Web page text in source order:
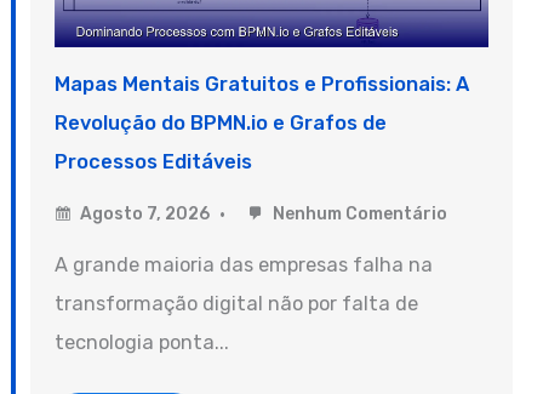
Mapas Mentais Gratuitos e Profissionais: A
Revolução do BPMN.io e Grafos de
Processos Editáveis
Agosto 7, 2026 Nenhum Comentário
A grande maioria das empresas falha na
transformação digital não por falta de
tecnologia ponta...